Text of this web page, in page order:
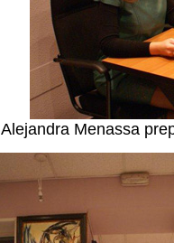
Alejandra Menassa